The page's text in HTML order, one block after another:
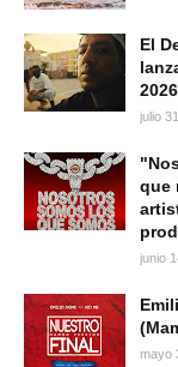
El
2026
julio
que
junio
mayo